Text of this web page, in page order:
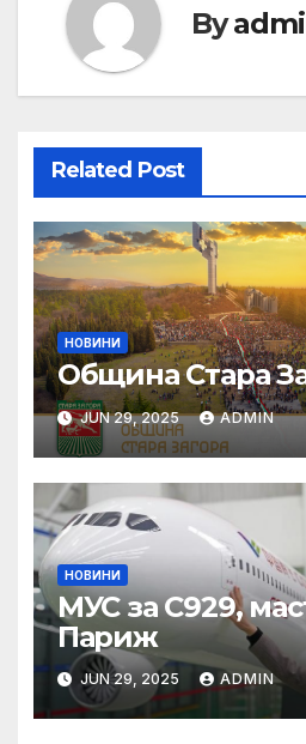
By
Related Post
НОВИНИ
Община Стара
JUN 29, 2025 ADMIN
НОВИНИ
МУС за C929,
Париж
JUN 29, 2025 ADMIN